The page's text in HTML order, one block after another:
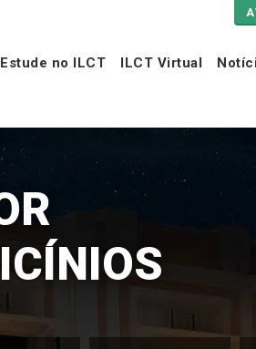
Estude no ILCT ILCT Virtual